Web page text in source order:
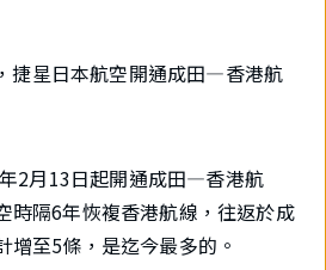
捷星日本航空開通成田—香港航
2月13日起開通成田—香港航
時隔6年恢複香港航線，往返於成
增至5條，是迄今最多的。